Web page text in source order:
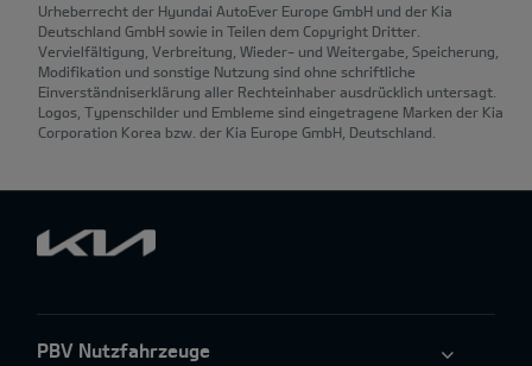
Urheberrecht der Hyundai AutoEver Europe GmbH und der Kia
Deutschland GmbH sowie in Teilen dem Copyright Dritter.
Vervielfältigung, Verbreitung, Wieder- und Weitergabe, Speicherung,
Modifikation und sonstige Nutzung sind ohne schriftliche
Einverständniserklärung aller Rechteinhaber ausdrücklich untersagt.
Logos, Typenschilder und Embleme sind eingetragene Marken der Kia
Corporation Korea bzw. der Kia Europe GmbH, Deutschland.
PBV Nutzfahrzeuge